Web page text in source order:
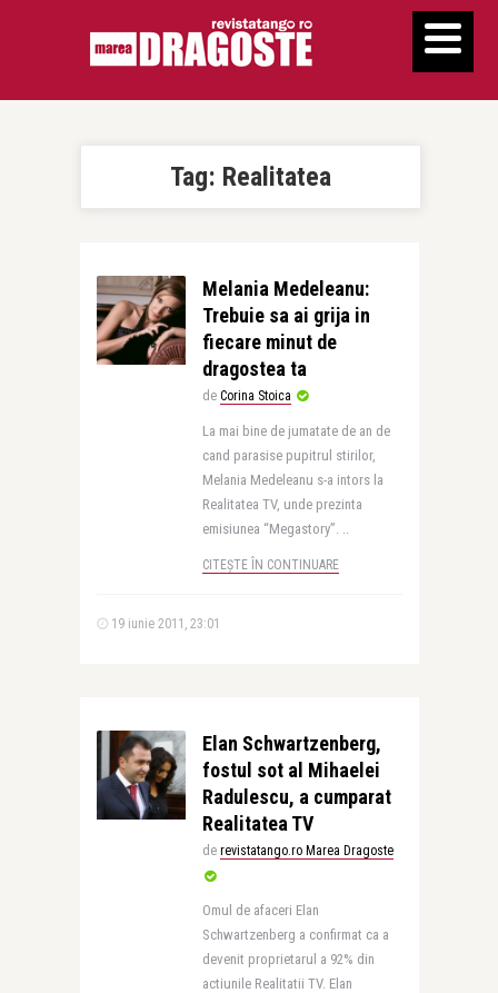
Tag: Realitatea
Melania Medeleanu:
Trebuie sa ai grija in
fiecare minut de
dragostea ta
de Corina Stoica
La mai bine de jumatate de an de
cand parasise pupitrul stirilor,
Melania Medeleanu s-a intors la
Realitatea TV, unde prezinta
emisiunea “Megastory”. ..
CITEȘTE ÎN CONTINUARE
19 iunie 2011, 23:01
Elan Schwartzenberg,
fostul sot al Mihaelei
Radulescu, a cumparat
Realitatea TV
de revistatango.ro Marea Dragoste
Omul de afaceri Elan
Schwartzenberg a confirmat ca a
devenit proprietarul a 92% din
actiunile Realitatii TV. Elan